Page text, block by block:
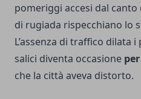
pomeriggi accesi dal
di rugiada rispecchiano lo
L’assenza di traffico dilata
salici diventa occasione
che la città aveva distorto.